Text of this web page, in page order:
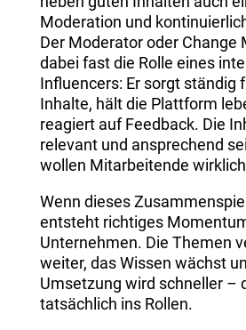
Moderation und
Der Moderator oder Change
dabei fast die Rolle eines
Influencers: Er sorgt ständig
Inhalte, hält die Plattform
reagiert auf Feedback. Die
relevant und ansprechend
wollen Mitarbeitende
Wenn dieses
entsteht richtiges
Unternehmen. Die Themen
weiter, das Wissen wächst
Umsetzung wird schneller –
tatsächlich ins Rollen.